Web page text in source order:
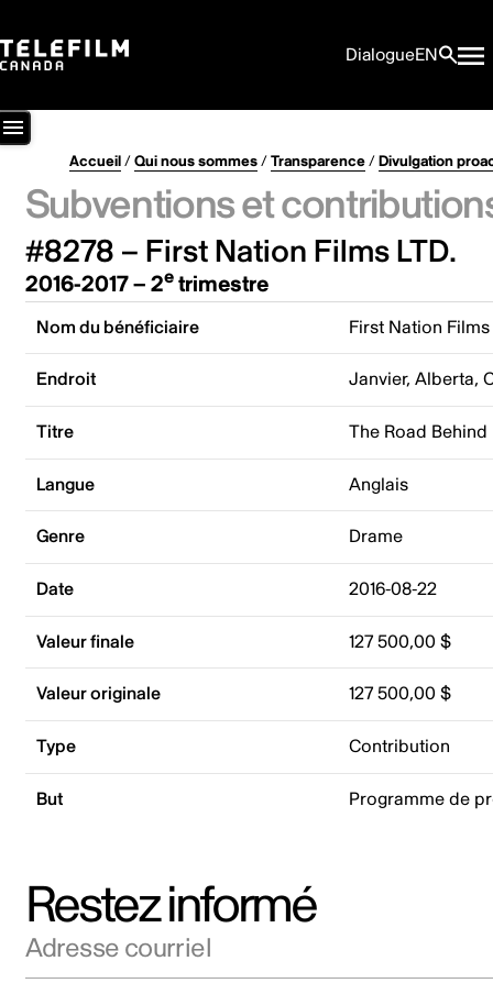
DialogueEN
Accueil/Qui nous sommes/Transparence/Divulgation
Subventions et
#8278 – First Nation Films LTD.
2016-2017 – 2etrimestre
Nom du bénéficiaire First Nation Films
Endroit Janvier, Alberta,
Titre The Road Behind
Langue Anglais
Genre Drame
Date 2016-08-22
Valeur finale 127 500,00 $
Valeur originale 127 500,00 $
Type Contribution
But Programme de
Restez informé